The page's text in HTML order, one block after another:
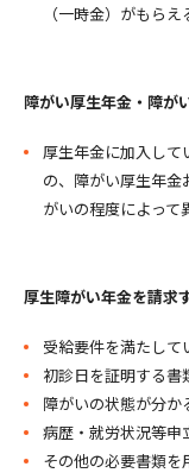
（一時金）がもらえ
障がい厚生年金・障が
厚生年金に加入し
の、障がい厚生年
がいの程度によって
厚生障がい年金を請求
受給要件を満たして
初診日を証明する書
障がいの状態が分か
病歴・就労状況等申
その他の必要書類を